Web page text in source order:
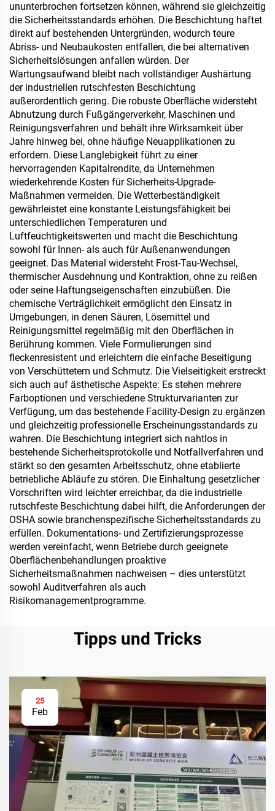
ununterbrochen fortsetzen können, während sie gleichzeitig
die Sicherheitsstandards erhöhen. Die Beschichtung haftet
direkt auf bestehenden Untergründen, wodurch teure
Abriss- und Neubaukosten entfallen, die bei alternativen
Sicherheitslösungen anfallen würden. Der
Wartungsaufwand bleibt nach vollständiger Aushärtung
der industriellen rutschfesten Beschichtung
außerordentlich gering. Die robuste Oberfläche widersteht
Abnutzung durch Fußgängerverkehr, Maschinen und
Reinigungsverfahren und behält ihre Wirksamkeit über
Jahre hinweg bei, ohne häufige Neuapplikationen zu
erfordern. Diese Langlebigkeit führt zu einer
hervorragenden Kapitalrendite, da Unternehmen
wiederkehrende Kosten für Sicherheits-Upgrade-
Maßnahmen vermeiden. Die Wetterbeständigkeit
gewährleistet eine konstante Leistungsfähigkeit bei
unterschiedlichen Temperaturen und
Luftfeuchtigkeitswerten und macht die Beschichtung
sowohl für Innen- als auch für Außenanwendungen
geeignet. Das Material widersteht Frost-Tau-Wechsel,
thermischer Ausdehnung und Kontraktion, ohne zu reißen
oder seine Haftungseigenschaften einzubüßen. Die
chemische Verträglichkeit ermöglicht den Einsatz in
Umgebungen, in denen Säuren, Lösemittel und
Reinigungsmittel regelmäßig mit den Oberflächen in
Berührung kommen. Viele Formulierungen sind
fleckenresistent und erleichtern die einfache Beseitigung
von Verschüttetem und Schmutz. Die Vielseitigkeit erstreckt
sich auch auf ästhetische Aspekte: Es stehen mehrere
Farboptionen und verschiedene Strukturvarianten zur
Verfügung, um das bestehende Facility-Design zu ergänzen
und gleichzeitig professionelle Erscheinungsstandards zu
wahren. Die Beschichtung integriert sich nahtlos in
bestehende Sicherheitsprotokolle und Notfallverfahren und
stärkt so den gesamten Arbeitsschutz, ohne etablierte
betriebliche Abläufe zu stören. Die Einhaltung gesetzlicher
Vorschriften wird leichter erreichbar, da die industrielle
rutschfeste Beschichtung dabei hilft, die Anforderungen der
OSHA sowie branchenspezifische Sicherheitsstandards zu
erfüllen. Dokumentations- und Zertifizierungsprozesse
werden vereinfacht, wenn Betriebe durch geeignete
Oberflächenbehandlungen proaktive
Sicherheitsmaßnahmen nachweisen – dies unterstützt
sowohl Auditverfahren als auch
Risikomanagementprogramme.
Tipps und Tricks
25
Feb